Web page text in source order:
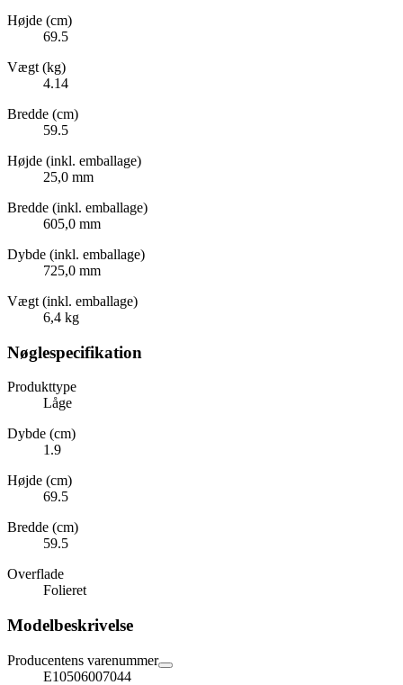
Højde (cm)
69.5
Vægt (kg)
4.14
Bredde (cm)
59.5
Højde (inkl. emballage)
25,0 mm
Bredde (inkl. emballage)
605,0 mm
Dybde (inkl. emballage)
725,0 mm
Vægt (inkl. emballage)
6,4 kg
Nøglespecifikation
Produkttype
Låge
Dybde (cm)
1.9
Højde (cm)
69.5
Bredde (cm)
59.5
Overflade
Folieret
Modelbeskrivelse
Producentens varenummer
E10506007044